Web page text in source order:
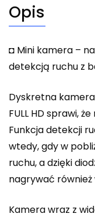
Opis
◘ Mini kamera –
detekcją ruchu z
Dyskretna
FULL HD sprawi,
Funkcja detekcji
wtedy, gdy w
ruchu, a dzięki
nagrywać również
Kamera wraz z